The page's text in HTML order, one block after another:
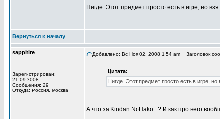
Нигде. Этот предмет просто есть в игре, но
Вернуться к началу
sapphire
Зарегистрирован:
21.09.2008
Сообщения: 29
Откуда: Россия, Москва
Добавлено: Вс Ноя 02, 2008 1:54 am Заголовок
Цитата:
Нигде. Этот предмет просто есть в игре,
А что за Kindan NoHako...? И как про него